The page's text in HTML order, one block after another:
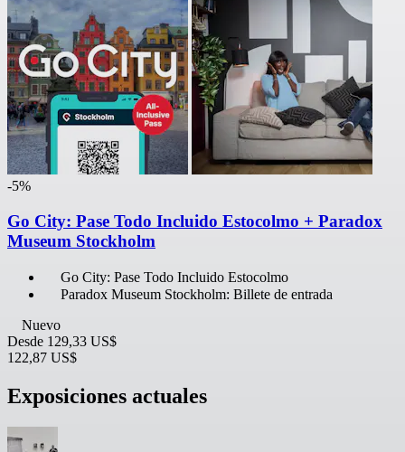
-5%
Go City: Pase Todo Incluido Estocolmo + Paradox
Museum Stockholm
Go City: Pase Todo Incluido Estocolmo
Paradox Museum Stockholm: Billete de entrada
Nuevo
Desde 129,33 US$
122,87 US$
Exposiciones actuales